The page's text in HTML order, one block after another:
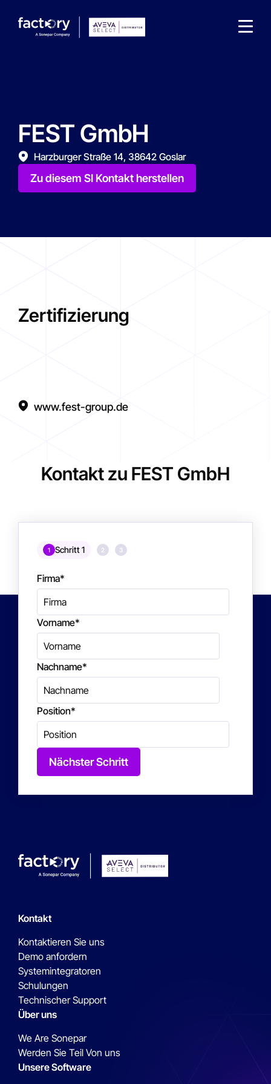
Wonach suchst du ?
FEST GmbH
Harzburger Straße 14, 38642 Goslar
Zu diesem SI Kontakt herstellen
Zertifizierung
www.fest-group.de
Kontakt zu FEST GmbH
1 Schritt 1 2 3
Firma*
Vorname*
Nachname*
Position*
Nächster Schritt
Kontakt
Kontaktieren Sie uns
Demo anfordern
Systemintegratoren
Schulungen
Technischer Support
Über uns
We Are Sonepar
Werden Sie Teil Von uns
Unsere Software